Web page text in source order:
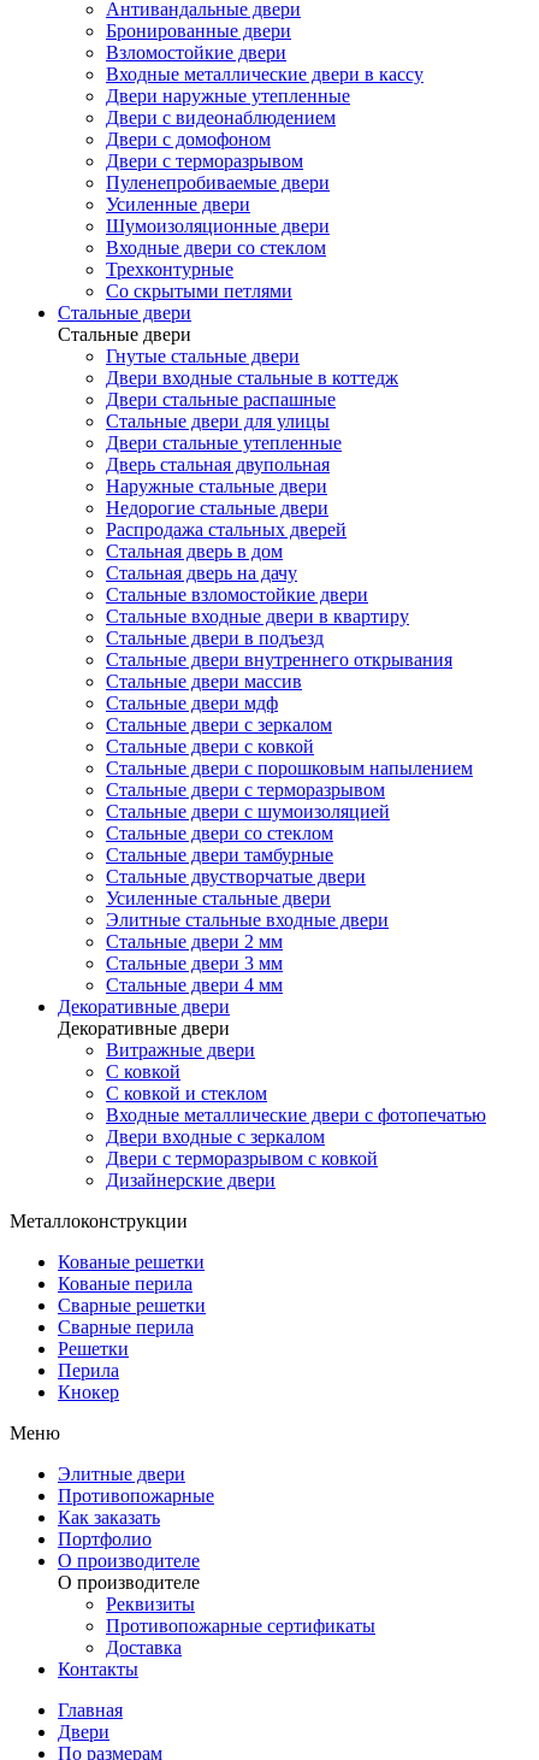
Антивандальные двери
Бронированные двери
Взломостойкие двери
Входные металлические двери в кассу
Двери наружные утепленные
Двери с видеонаблюдением
Двери с домофоном
Двери с терморазрывом
Пуленепробиваемые двери
Усиленные двери
Шумоизоляционные двери
Входные двери со стеклом
Трехконтурные
Со скрытыми петлями
Стальные двери
Стальные двери
Гнутые стальные двери
Двери входные стальные в коттедж
Двери стальные распашные
Стальные двери для улицы
Двери стальные утепленные
Дверь стальная двупольная
Наружные стальные двери
Недорогие стальные двери
Распродажа стальных дверей
Стальная дверь в дом
Стальная дверь на дачу
Стальные взломостойкие двери
Стальные входные двери в квартиру
Стальные двери в подъезд
Стальные двери внутреннего открывания
Стальные двери массив
Стальные двери мдф
Стальные двери с зеркалом
Стальные двери с ковкой
Стальные двери с порошковым напылением
Стальные двери с терморазрывом
Стальные двери с шумоизоляцией
Стальные двери со стеклом
Стальные двери тамбурные
Стальные двустворчатые двери
Усиленные стальные двери
Элитные стальные входные двери
Стальные двери 2 мм
Стальные двери 3 мм
Стальные двери 4 мм
Декоративные двери
Декоративные двери
Витражные двери
С ковкой
С ковкой и стеклом
Входные металлические двери с фотопечатью
Двери входные с зеркалом
Двери с терморазрывом с ковкой
Дизайнерские двери
Металлоконструкции
Кованые решетки
Кованые перила
Сварные решетки
Сварные перила
Решетки
Перила
Кнокер
Меню
Элитные двери
Противопожарные
Как заказать
Портфолио
О производителе
О производителе
Реквизиты
Противопожарные сертификаты
Доставка
Контакты
Главная
Двери
По размерам